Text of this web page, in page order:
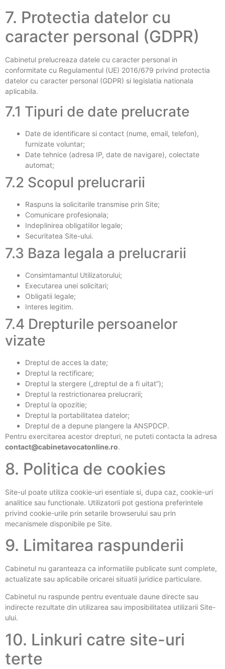
7. Protectia datelor cu
caracter personal (GDPR)
Cabinetul prelucreaza datele cu caracter personal in
conformitate cu Regulamentul (UE) 2016/679 privind protectia
datelor cu caracter personal (GDPR) si legislatia nationala
aplicabila.
7.1 Tipuri de date prelucrate
Date de identificare si contact (nume, email, telefon),
furnizate voluntar;
Date tehnice (adresa IP, date de navigare), colectate
automat;
7.2 Scopul prelucrarii
Raspuns la solicitarile transmise prin Site;
Comunicare profesionala;
Indeplinirea obligatiilor legale;
Securitatea Site-ului.
7.3 Baza legala a prelucrarii
Consimtamantul Utilizatorului;
Executarea unei solicitari;
Obligatii legale;
Interes legitim.
7.4 Drepturile persoanelor
vizate
Dreptul de acces la date;
Dreptul la rectificare;
Dreptul la stergere („dreptul de a fi uitat”);
Dreptul la restrictionarea prelucrarii;
Dreptul la opozitie;
Dreptul la portabilitatea datelor;
Dreptul de a depune plangere la ANSPDCP.
Pentru exercitarea acestor drepturi, ne puteti contacta la adresa
contact@cabinetavocatonline.ro.
8. Politica de cookies
Site-ul poate utiliza cookie-uri esentiale si, dupa caz, cookie-uri
analitice sau functionale. Utilizatorii pot gestiona preferintele
privind cookie-urile prin setarile browserului sau prin
mecanismele disponibile pe Site.
9. Limitarea raspunderii
Cabinetul nu garanteaza ca informatiile publicate sunt complete,
actualizate sau aplicabile oricarei situatii juridice particulare.
Cabinetul nu raspunde pentru eventuale daune directe sau
indirecte rezultate din utilizarea sau imposibilitatea utilizarii Site-
ului.
10. Linkuri catre site-uri
terte